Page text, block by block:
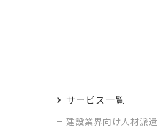
サービス一覧
建設業界向け人材派遣